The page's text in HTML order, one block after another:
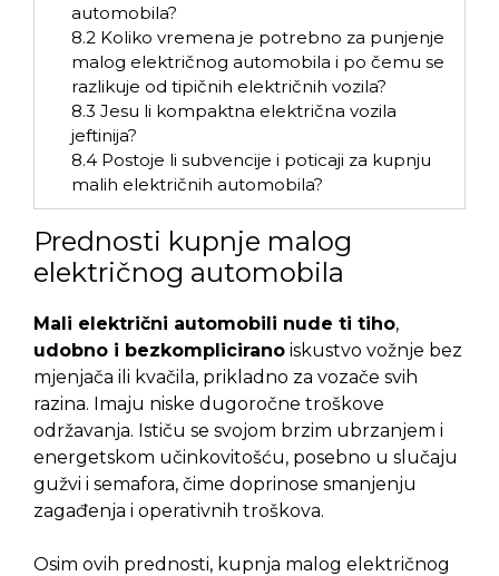
automobila?
8.2 Koliko vremena je potrebno za punjenje
malog električnog automobila i po čemu se
razlikuje od tipičnih električnih vozila?
8.3 Jesu li kompaktna električna vozila
jeftinija?
8.4Postoje li subvencije i poticaji za kupnju
malih električnih automobila?
Prednosti kupnje malog
električnog automobila
Mali električni automobili nude ti tiho,
udobno i bezkomplicirano iskustvo vožnje bez
mjenjača ili kvačila, prikladno za vozače svih
razina. Imaju niske dugoročne troškove
održavanja. Ističu se svojom brzim ubrzanjem i
energetskom učinkovitošću, posebno u slučaju
gužvi i semafora, čime doprinose smanjenju
zagađenja i operativnih troškova.
Osim ovih prednosti, kupnja malog električnog